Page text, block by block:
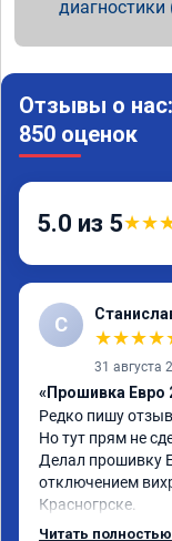
диагностики
Отзывы о нас:
850 оценок
5.0 из 5★★
С
★★★★
31 августа
«Прошивка Евро
Редко пишу
Но тут прям не
Делал прошивку
отключением
Красногрске.
Все прошло
Читать полностью